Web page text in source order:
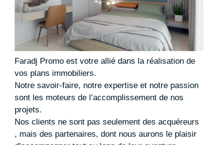
Faradj Promo est votre allié dans la réalisation de
vos plans immobiliers.
Notre savoir-faire, notre expertise et notre passion
sont les moteurs de l’accomplissement de nos
projets.
Nos clients ne sont pas seulement des acquéreurs
, mais des partenaires, dont nous aurons le plaisir